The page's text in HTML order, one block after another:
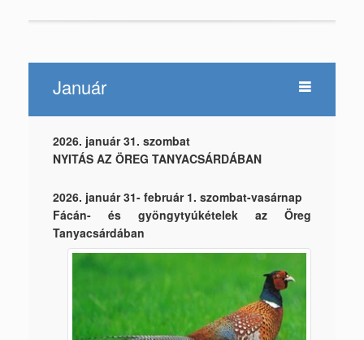
Január
2026. január 31. szombat
NYITÁS AZ ÖREG TANYACSÁRDÁBAN
2026. január 31- február 1. szombat-vasárnap
Fácán- és gyöngytyúkételek az Öreg
Tanyacsárdában